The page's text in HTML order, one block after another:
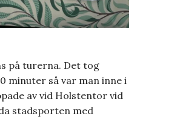
på turerna. Det tog
minuter så var man inne i
av vid Holstentor vid
stadsporten med